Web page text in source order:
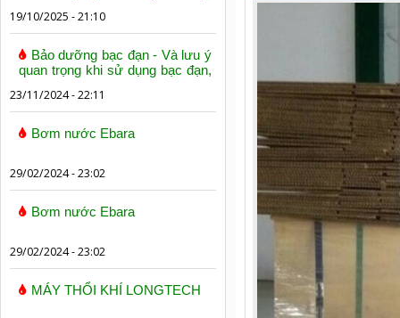
19/10/2025 - 21:10
Bảo dưỡng bạc đạn - Và lưu ý
quan trọng khi sử dụng bạc đạn,
23/11/2024 - 22:11
Bơm nước Ebara
29/02/2024 - 23:02
Bơm nước Ebara
29/02/2024 - 23:02
MÁY THỔI KHÍ LONGTECH